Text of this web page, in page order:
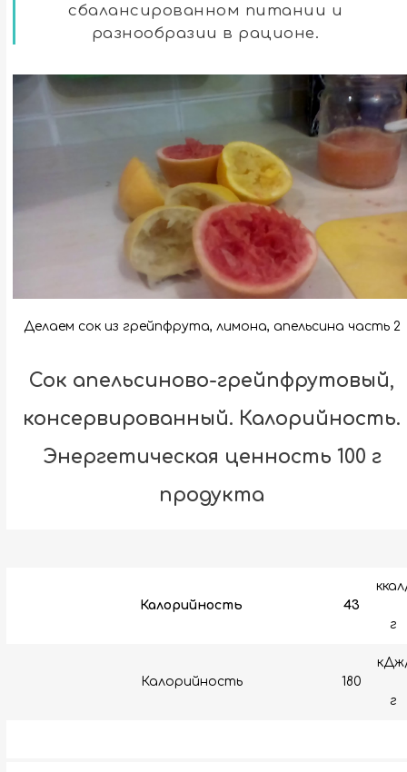
сбалансированном питании и
разнообразии в рационе.
Делаем сок из грейпфрута, лимона, апельсина часть 2
Сок апельсиново-грейпфрутовый,
консервированный. Калорийность.
Энергетическая ценность 100 г
продукта
Калорийность 43
г
Калорийность 180
г